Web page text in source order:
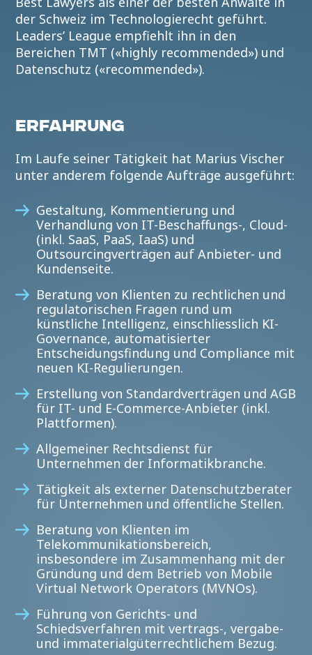
der Schweiz im Technologierecht geführt.
Leaders’ League empfiehlt ihn in den
Bereichen TMT («highly recommended») und
Datenschutz («recommended»).
ERFAHRUNG
Im Laufe seiner Tätigkeit hat Marius Vischer
unter anderem folgende Aufträge ausgeführt:
Gestaltung, Kommentierung und
Verhandlung von IT-Beschaffungs-, Cloud-
(inkl. SaaS, PaaS, IaaS) und
Outsourcingverträgen auf Anbieter- und
Kundenseite.
Beratung von Klienten zu rechtlichen und
regulatorischen Fragen rund um
künstliche Intelligenz, einschliesslich KI-
Governance, automatisierter
Entscheidungsfindung und Compliance mit
neuen KI-Regulierungen.
Erstellung von Standardverträgen und AGB
für IT- und E-Commerce-Anbieter (inkl.
Plattformen).
Allgemeiner Rechtsdienst für
Unternehmen der Informatikbranche.
Tätigkeit als externer Datenschutzberater
für Unternehmen und öffentliche Stellen.
Beratung von Klienten im
Telekommunikationsbereich,
insbesondere im Zusammenhang mit der
Gründung und dem Betrieb von Mobile
Virtual Network Operators (MVNOs).
Führung von Gerichts- und
Schiedsverfahren mit vertrags-, vergabe-
und immaterialgüterrechtlichem Bezug.